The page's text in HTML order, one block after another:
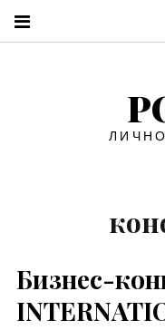
Бизнес-